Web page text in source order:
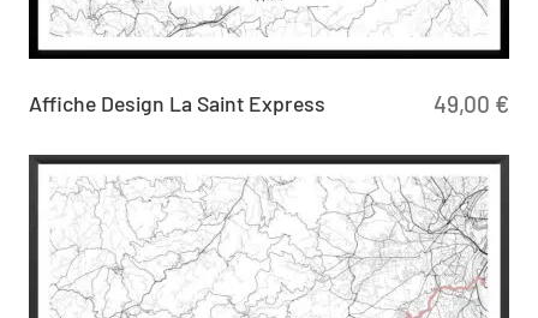
49,00 €
Affiche Design La Saint Express